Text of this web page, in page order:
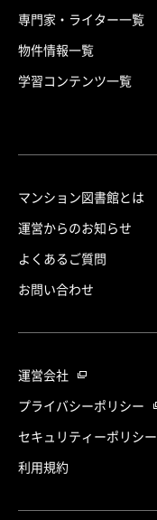
専門家・ライター一覧
物件情報一覧
学習コンテンツ一覧
マンション図書館とは
運営からのお知らせ
よくあるご質問
お問い合わせ
運営会社
プライバシーポリシー
セキュリティーポリシー
利用規約